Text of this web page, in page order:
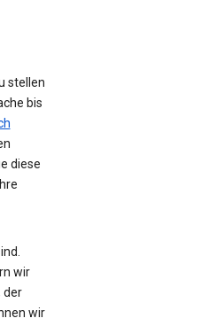
stellen
bis
diese
wir
der
wir